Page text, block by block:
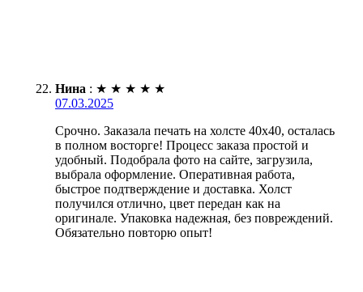
Нина : ★ ★ ★ ★ ★
07.03.2025
Срочно. Заказала печать на холсте 40х40, осталась
в полном восторге! Процесс заказа простой и
удобный. Подобрала фото на сайте, загрузила,
выбрала оформление. Оперативная работа,
быстрое подтверждение и доставка. Холст
получился отлично, цвет передан как на
оригинале. Упаковка надежная, без повреждений.
Обязательно повторю опыт!